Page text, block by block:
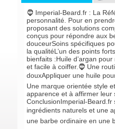
🧔 Imperial-Beard.fr : La
personnalité. Pour en
proposant des solutions
conçus pour répondre aux
douceurSoins spécifiques
la qualitéL’un des points
bienfaits :Huile d’argan
et facile à coiffer.🧔 Une
douxAppliquer une huile
Une marque orientée style
apparence et à affirmer leur
ConclusionImperial-Beard.fr
ingrédients naturels et une
une barbe ordinaire en une